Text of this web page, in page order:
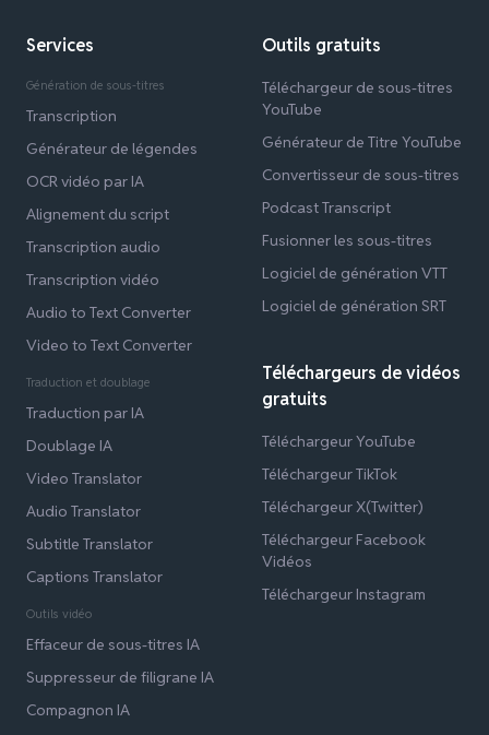
Services
Génération de sous-titres
Transcription
Générateur de légendes
OCR vidéo par IA
Alignement du script
Transcription audio
Transcription vidéo
Audio to Text Converter
Video to Text Converter
Traduction et doublage
Traduction par IA
Doublage IA
Video Translator
Audio Translator
Subtitle Translator
Captions Translator
Outils vidéo
Effaceur de sous-titres IA
Suppresseur de filigrane IA
Compagnon IA
Outils gratuits
Téléchargeur de sous-titres
YouTube
Générateur de Titre YouTube
Convertisseur de sous-titres
Podcast Transcript
Fusionner les sous-titres
Logiciel de génération VTT
Logiciel de génération SRT
Téléchargeurs de vidéos
gratuits
Téléchargeur YouTube
Téléchargeur TikTok
Téléchargeur X(Twitter)
Téléchargeur Facebook
Vidéos
Téléchargeur Instagram